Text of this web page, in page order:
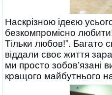
Наскрізною ідеєю
безкомпромісно
Тільки любов!”. Багато
віддали своє життя
ми просто зобов’язані
кращого майбутнього